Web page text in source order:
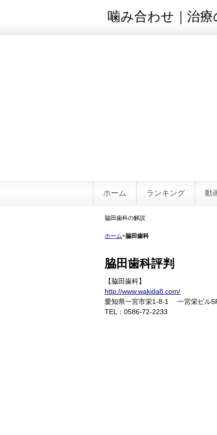
噛み合わせ｜治療
ホーム ランキング 動
脇田歯科の解説
ホーム>脇田歯科
脇田歯科評判
【脇田歯科】
http://www.wakida8.com/
愛知県一宮市栄1-8-1 一宮栄ビル
TEL：0586-72-2233